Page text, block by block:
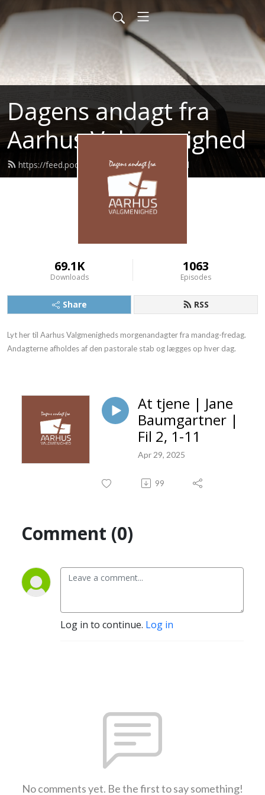
Dagens andagt fra
Aarhus Valgmenighed
https://feed.podbean.com/tideboen/feed.xml
69.1K
Downloads
1063
Episodes
Share RSS
Lyt her til Aarhus Valgmenigheds morgenandagter fra mandag-fredag.
Andagterne afholdes af den pastorale stab og lægges op hver dag.
At tjene | Jane
Baumgartner |
Fil 2, 1-11
Apr 29, 2025
99
Comment (0)
Log in to continue. Log in
No comments yet. Be the first to say something!